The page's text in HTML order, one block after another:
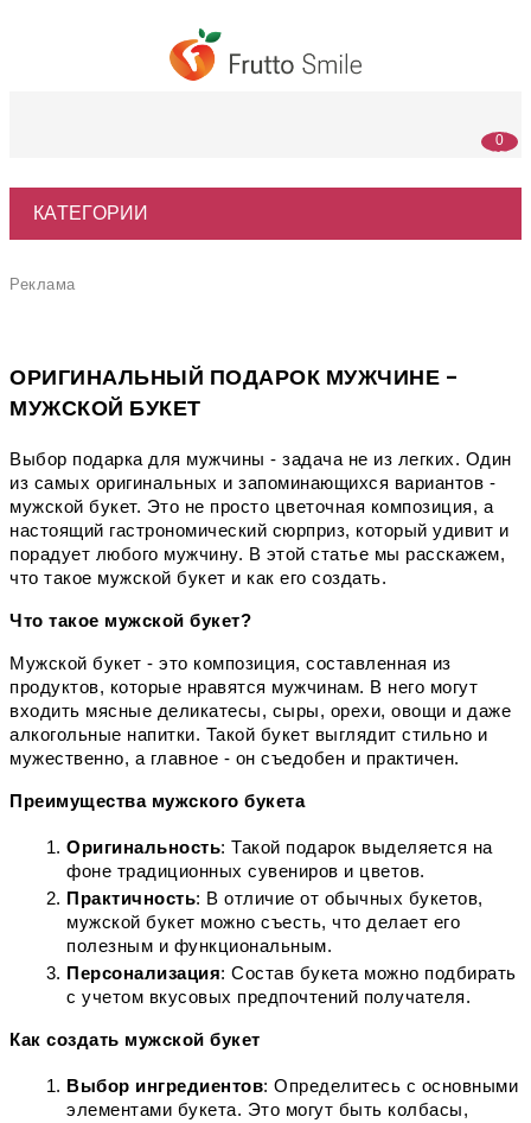
0
(0
КАТЕГОРИИ
Реклама
ОРИГИНАЛЬНЫЙ ПОДАРОК МУЖЧИНЕ -
МУЖСКОЙ БУКЕТ
Выбор подарка для мужчины - задача не из легких. Один
из самых оригинальных и запоминающихся вариантов -
мужской букет. Это не просто цветочная композиция, а
настоящий гастрономический сюрприз, который удивит и
порадует любого мужчину. В этой статье мы расскажем,
что такое мужской букет и как его создать.
Что такое мужской букет?
Мужской букет - это композиция, составленная из
продуктов, которые нравятся мужчинам. В него могут
входить мясные деликатесы, сыры, орехи, овощи и даже
алкогольные напитки. Такой букет выглядит стильно и
мужественно, а главное - он съедобен и практичен.
Преимущества мужского букета
Оригинальность: Такой подарок выделяется на
фоне традиционных сувениров и цветов.
Практичность: В отличие от обычных букетов,
мужской букет можно съесть, что делает его
полезным и функциональным.
Персонализация: Состав букета можно подбирать
с учетом вкусовых предпочтений получателя.
Как создать мужской букет
Выбор ингредиентов: Определитесь с основными
элементами букета. Это могут быть колбасы,